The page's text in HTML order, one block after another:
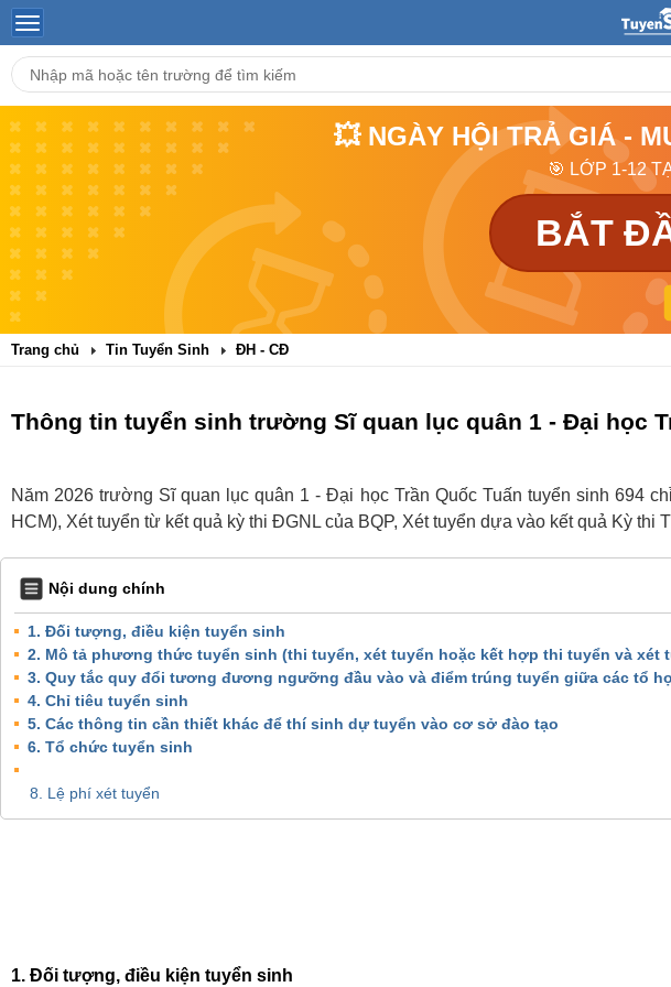
💥 NGÀY HỘI TRẢ GIÁ -
🎯 LỚP 1-12
BẮT
Trang chủ Tin Tuyển Sinh ĐH - CĐ
Thông tin tuyển sinh trường Sĩ quan lục quân 1 - Đại học
Năm 2026 trường Sĩ quan lục quân 1 - Đại học Trần Quốc Tuấn tuyển sinh 694
HCM), Xét tuyển từ kết quả kỳ thi ĐGNL của BQP, Xét tuyển dựa vào kết quả Kỳ thi
Nội dung chính
1. Đối tượng, điều kiện tuyển sinh
2. Mô tả phương thức tuyển sinh (thi tuyển, xét tuyển hoặc kết hợp thi tuyển và xét
3. Quy tắc quy đổi tương đương ngưỡng đầu vào và điểm trúng tuyển giữa các tổ
4. Chỉ tiêu tuyển sinh
5. Các thông tin cần thiết khác để thí sinh dự tuyển vào cơ sở đào tạo
6. Tổ chức tuyển sinh
8. Lệ phí xét tuyển
1. Đối tượng, điều kiện tuyển sinh